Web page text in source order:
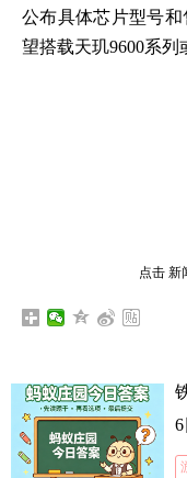
公布具体芯片型号
望搭载天玑9600系列
点击 新